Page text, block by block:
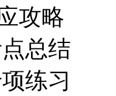
攻略
总结
练习